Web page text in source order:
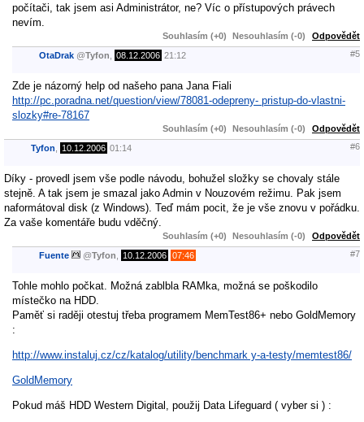
počítači, tak jsem asi Administrátor, ne? Víc o přístupových právech
nevím.
Souhlasím (+0) Nesouhlasím (-0) Odpovědět
OtaDrak @Tyfon 08.12.2006 21:12 #5
Zde je názorný help od našeho pana Jana Fiali
http://pc.poradna.net/question/view/78081-odepreny- pristup-do-vlastni-
slozky#re-78167
Souhlasím (+0) Nesouhlasím (-0) Odpovědět
Tyfon 10.12.2006 01:14 #6
Díky - provedl jsem vše podle návodu, bohužel složky se chovaly stále
stejně. A tak jsem je smazal jako Admin v Nouzovém režimu. Pak jsem
naformátoval disk (z Windows). Teď mám pocit, že je vše znovu v pořádku.
Za vaše komentáře budu vděčný.
Souhlasím (+0) Nesouhlasím (-0) Odpovědět
Fuente @Tyfon 10.12.2006 07:46 #7
Tohle mohlo počkat. Možná zablbla RAMka, možná se poškodilo
místečko na HDD.
Paměť si raději otestuj třeba programem MemTest86+ nebo GoldMemory
:
http://www.instaluj.cz/cz/katalog/utility/benchmark y-a-testy/memtest86/
GoldMemory
Pokud máš HDD Western Digital, použij Data Lifeguard ( vyber si ) :